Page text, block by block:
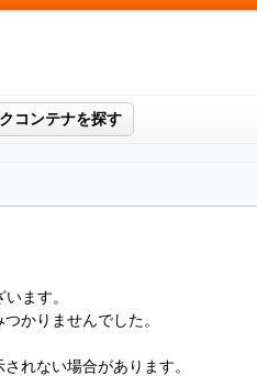
コンテナを探す
ます。
かりませんでした。
れない場合があります。